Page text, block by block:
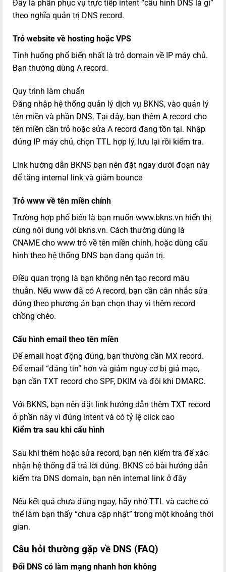
Đây là phần phục vụ trực tiếp intent “cấu hình DNS là gì”
theo nghĩa quản trị DNS record.
Trỏ website về hosting hoặc VPS
Tình huống phổ biến nhất là trỏ domain về IP máy chủ.
Bạn thường dùng A record.
Quy trình làm chuẩn
Đăng nhập hệ thống quản lý dịch vụ BKNS, vào quản lý
tên miền và phần DNS. Tại đây, bạn thêm A record cho
tên miền cần trỏ hoặc sửa A record đang tồn tại. Nhập
đúng IP máy chủ, chọn TTL hợp lý, lưu lại rồi kiểm tra.
Link hướng dẫn BKNS bạn nên đặt ngay dưới đoạn này
để tăng internal link và giảm bounce
Trỏ www về tên miền chính
Trường hợp phổ biến là bạn muốn www.bkns.vn hiển thị
cùng nội dung với bkns.vn. Cách thường dùng là
CNAME cho www trỏ về tên miền chính, hoặc dùng cấu
hình theo hệ thống DNS bạn đang quản trị.
Điều quan trọng là bạn không nên tạo record mâu
thuẫn. Nếu www đã có A record, bạn cần cân nhắc sửa
đúng theo phương án bạn chọn thay vì thêm record
chồng chéo.
Cấu hình email theo tên miền
Để email hoạt động đúng, bạn thường cần MX record.
Để email “đáng tin” hơn và giảm nguy cơ bị giả mạo,
bạn cần TXT record cho SPF, DKIM và đôi khi DMARC.
Với BKNS, bạn nên đặt link hướng dẫn thêm TXT record
ở phần này vì đúng intent và có tỷ lệ click cao
Kiểm tra sau khi cấu hình
Sau khi thêm hoặc sửa record, bạn nên kiểm tra để xác
nhận hệ thống đã trả lời đúng. BKNS có bài hướng dẫn
kiểm tra DNS domain, bạn nên internal link ở đây
Nếu kết quả chưa đúng ngay, hãy nhớ TTL và cache có
thể làm bạn thấy “chưa cập nhật” trong một khoảng thời
gian.
Câu hỏi thường gặp về DNS (FAQ)
Đổi DNS có làm mạng nhanh hơn không